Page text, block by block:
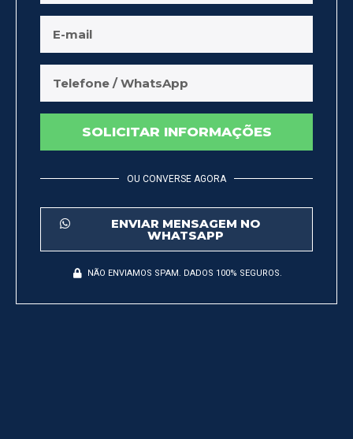
SOLICITAR INFORMAÇÕES
OU CONVERSE AGORA
ENVIAR MENSAGEM NO
WHATSAPP
NÃO ENVIAMOS SPAM. DADOS 100% SEGUROS.